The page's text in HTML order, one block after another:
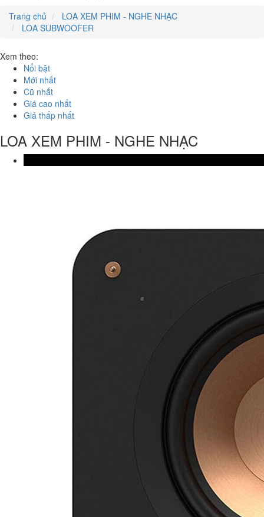
Trang chủ
LOA XEM PHIM - NGHE NHẠC
LOA SUBWOOFER
Xem theo:
Nổi bật
Mới nhất
Cũ nhất
Giá cao nhất
Giá thấp nhất
LOA XEM PHIM - NGHE NHẠC